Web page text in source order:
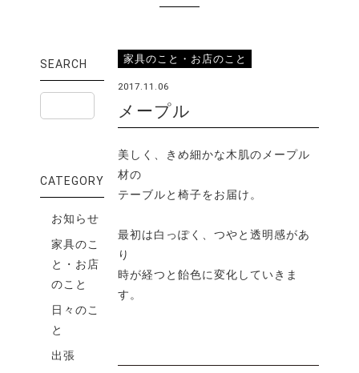
家具のこと・お店のこと
2017.11.06
メープル
美しく、きめ細かな木肌のメープル
材の
テーブルと椅子をお届け。
最初は白っぽく、つやと透明感があ
り
時が経つと飴色に変化していきま
す。
SEARCH
CATEGORY
お知らせ
家具のこ
と・お店
のこと
日々のこ
と
出張